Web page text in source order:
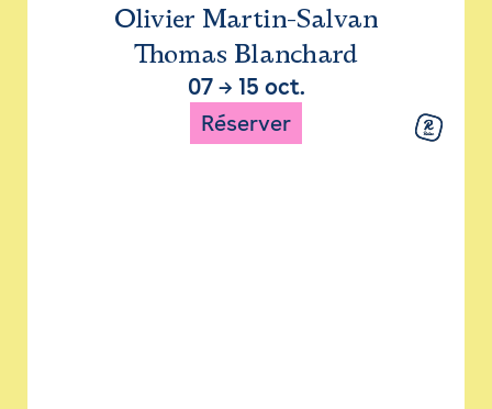
Olivier Martin-Salvan
Thomas Blanchard
07→ 15 oct.
Réserver